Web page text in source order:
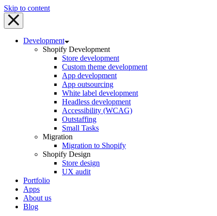
Skip to content
Development
Shopify Development
Store development
Custom theme development
App development
App outsourcing
White label development
Headless development
Accessibility (WCAG)
Outstaffing
Small Tasks
Migration
Migration to Shopify
Shopify Design
Store design
UX audit
Portfolio
Apps
About us
Blog